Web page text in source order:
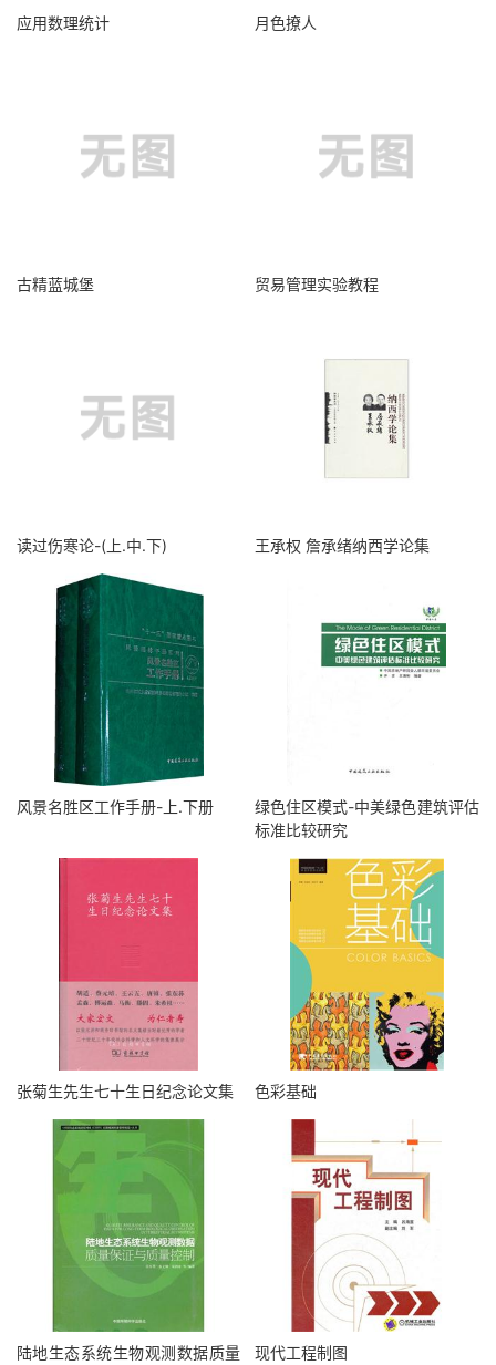
应用数理统计 月色撩人
古精蓝城堡 贸易管理实验教程
读过伤寒论-(上.中.下) 王承权 詹承绪纳西学论集
风景名胜区工作手册-上.下册
绿色住区模式-中美绿色建筑评估
标准比较研究
张菊生先生七十生日纪念论文集 色彩基础
陆地生态系统生物观测数据质量
现代工程制图